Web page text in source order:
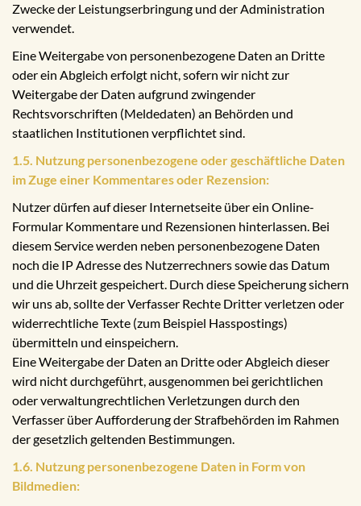
Zwecke der Leistungserbringung und der Administration
verwendet.
Eine Weitergabe von personenbezogene Daten an Dritte
oder ein Abgleich erfolgt nicht, sofern wir nicht zur
Weitergabe der Daten aufgrund zwingender
Rechtsvorschriften (Meldedaten) an Behörden und
staatlichen Institutionen verpflichtet sind.
1.5. Nutzung personenbezogene oder geschäftliche Daten
im Zuge einer Kommentares oder Rezension:
Nutzer dürfen auf dieser Internetseite über ein Online-
Formular Kommentare und Rezensionen hinterlassen. Bei
diesem Service werden neben personenbezogene Daten
noch die IP Adresse des Nutzerrechners sowie das Datum
und die Uhrzeit gespeichert. Durch diese Speicherung sichern
wir uns ab, sollte der Verfasser Rechte Dritter verletzen oder
widerrechtliche Texte (zum Beispiel Hasspostings)
übermitteln und einspeichern.
Eine Weitergabe der Daten an Dritte oder Abgleich dieser
wird nicht durchgeführt, ausgenommen bei gerichtlichen
oder verwaltungrechtlichen Verletzungen durch den
Verfasser über Aufforderung der Strafbehörden im Rahmen
der gesetzlich geltenden Bestimmungen.
1.6. Nutzung personenbezogene Daten in Form von
Bildmedien: